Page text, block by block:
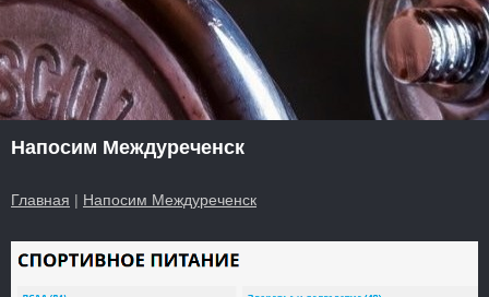
Напосим Междуреченск
Главная | Напосим Междуреченск